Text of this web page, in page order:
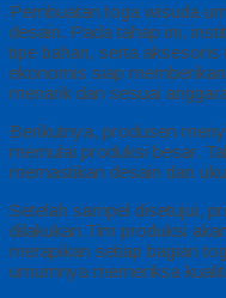
Pembuatan toga wisuda
desain. Pada tahap ini,
tipe bahan, serta
ekonomis siap
menarik dan sesuai
Berikutnya, produsen
memulai produksi besar.
memastikan desain dan
Setelah sampel disetujui,
dilakukan.Tim produksi
merapikan setiap bagian
umumnya memeriksa